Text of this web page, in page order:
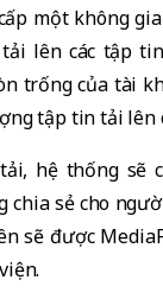
một không
lên các tập
trống của tài
tập tin tải lên
hệ thống sẽ
chia sẻ cho
sẽ được